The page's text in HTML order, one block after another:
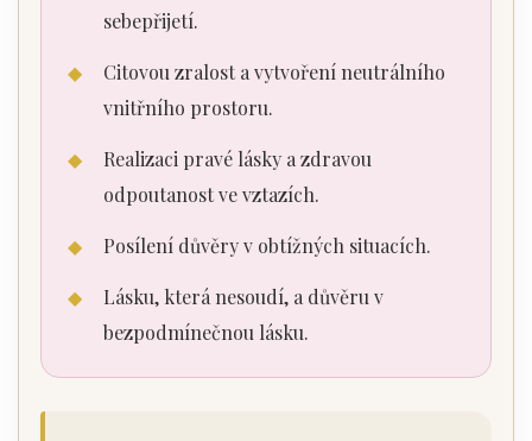
sebepřijetí.
◆
Citovou zralost a vytvoření neutrálního
vnitřního prostoru.
◆
Realizaci pravé lásky a zdravou
odpoutanost ve vztazích.
◆ Posílení důvěry v obtížných situacích.
◆
Lásku, která nesoudí, a důvěru v
bezpodmínečnou lásku.